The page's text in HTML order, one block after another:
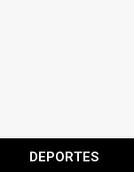
DEPORTES